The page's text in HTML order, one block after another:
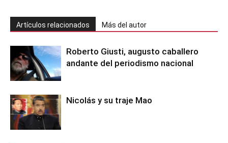
Artículos relacionados Más del autor
Roberto Giusti, augusto caballero
andante del periodismo nacional
Nicolás y su traje Mao